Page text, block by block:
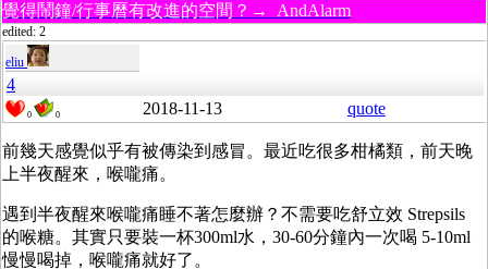
覺得鬧鐘/行事曆有改進的空間？→ AndAlarm
edited: 2
eliu
4
0 0 2018-11-13 quote
前幾天感覺似乎有被傳染到感冒。最近吃很多柑橘類，前天晚
上半夜醒來，喉嚨痛。
遇到半夜醒來喉嚨痛睡不著怎麼辦？不需要吃舒立效 Strepsils
的喉糖。其實只要裝一杯300ml水，30-60分鐘內一次喝 5-10ml
慢慢喝掉，喉嚨痛就好了。